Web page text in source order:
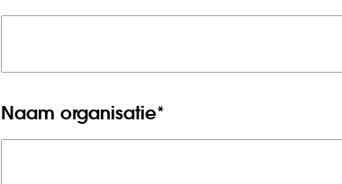
Naam organisatie*